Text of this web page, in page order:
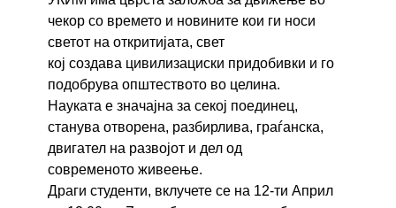
чекор со времето и новините кои ги носи
светот на откритијата, свет
кој создава цивилизациски придобивки и го
подобрува општеството во целина.
Науката е значајна за секој поединец,
станува отворена, разбирлива, граѓанска,
двигател на развојот и дел од
современото живеење.
Драги студенти, вклучете се на 12-ти Април